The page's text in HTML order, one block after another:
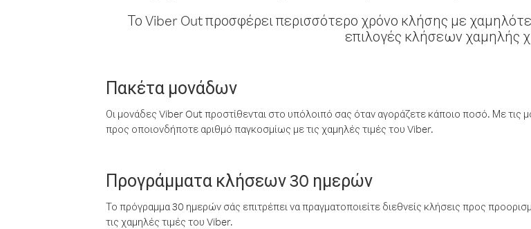
Το Viber Out προσφέρει περισσότερο χρόνο κλήσης με
επιλογές κλήσεων χαμηλής
Πακέτα μονάδων
Οι μονάδες Viber Out προστίθενται στο υπόλοιπό σας όταν αγοράζετε κάποιο ποσό. Με τις
προς οποιονδήποτε αριθμό παγκοσμίως με τις χαμηλές τιμές του Viber.
Προγράμματα κλήσεων 30 ημερών
Το πρόγραμμα 30 ημερών σάς επιτρέπει να πραγματοποιείτε διεθνείς κλήσεις προς
τις χαμηλές τιμές του Viber.